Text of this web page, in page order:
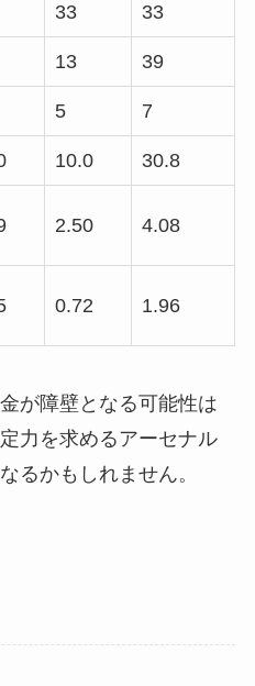
33 33
13 39
5 7
10.0 30.8
2.50 4.08
0.72 1.96
が障壁となる可能性は
力を求めるアーセナル
るかもしれません。